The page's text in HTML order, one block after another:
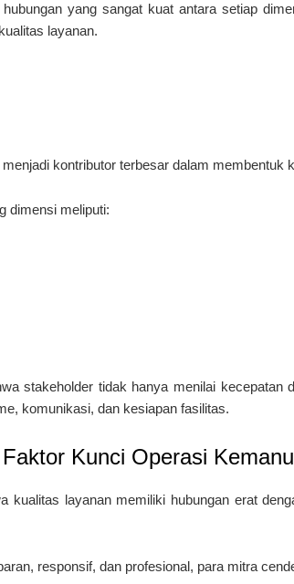
yang sangat kuat antara setiap
layanan.
kontributor terbesar dalam membentuk
dimensi meliputi:
stakeholder tidak hanya menilai kecepatan
komunikasi, dan kesiapan fasilitas.
Kunci Operasi
kualitas layanan memiliki hubungan erat
responsif, dan profesional, para mitra